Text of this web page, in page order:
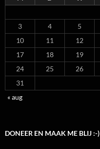
3
4 5
10
11 12
17
18 19
24
25 26
31
« aug
DONEER EN MAAK ME BLIJ :-)